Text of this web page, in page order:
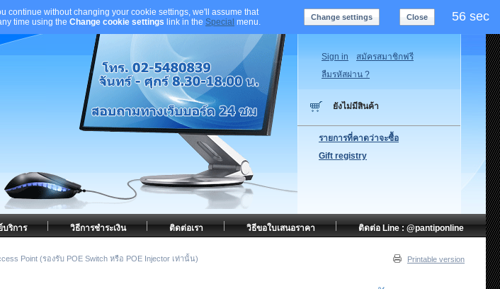
continue without changing your cookie settings, we'll assume that
time using the Change cookie settings link in the Special menu.
Change settings Close 55 sec
Point (รองรับ POE Switch หรือ POE Injector เท่านั้น) Printable version
Sign in
สมัครสมาชิกฟรี
ลืมรหัสผ่าน ?
ยังไม่มีสินค้า
รายการที่คาดว่าจะซื้อ
Gift registry
ติดต่อ Line : @pantiponline
วิธีขอใบเสนอราคา
ติดต่อเรา
วิธีการชำระเงิน
ริการ